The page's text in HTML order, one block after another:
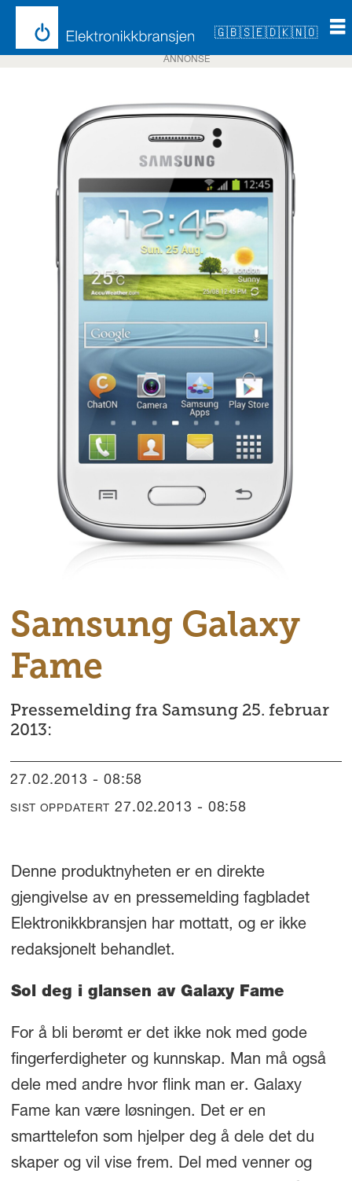
🇬🇧🇸🇪🇩🇰🇳🇴
ANNONSE
Samsung Galaxy
Fame
Pressemelding fra Samsung 25. februar
2013:
27.02.2013 - 08:58
SIST OPPDATERT 27.02.2013 - 08:58
Denne produktnyheten er en direkte
gjengivelse av en pressemelding fagbladet
Elektronikkbransjen har mottatt, og er ikke
redaksjonelt behandlet.
Sol deg i glansen av Galaxy Fame
For å bli berømt er det ikke nok med gode
fingerferdigheter og kunnskap. Man må også
dele med andre hvor flink man er. Galaxy
Fame kan være løsningen. Det er en
smarttelefon som hjelper deg å dele det du
skaper og vil vise frem. Del med venner og